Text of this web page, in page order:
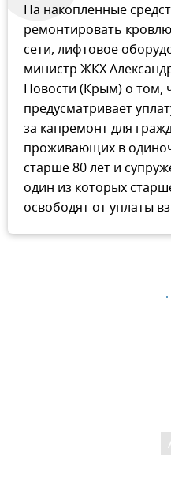
На накопленные
ремонтировать
сети, лифтовое
министр ЖКХ
Новости (Крым) о том,
предусматривает
за капремонт для
проживающих в
старше 80 лет и
один из которых
освободят от уплаты